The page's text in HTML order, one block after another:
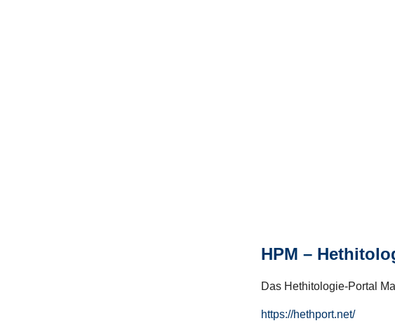
HPM –
Das Hethitologie-Portal
https://hethport.net/